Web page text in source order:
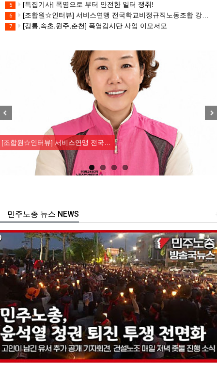
5 [특집기사] 폭염으로 부터 안전한 일터 쟁취!
6 [조합원☆인터뷰] 서비스연맹 전국학교비정규직노동조합 강원지부 김유미 춘천지회장
7 [강릉,속초,원주,춘천] 폭염감시단 사업 이모저모
[조합원☆인터뷰] 서비스연맹 전국…
주노총 뉴스 NEWS